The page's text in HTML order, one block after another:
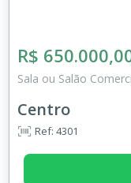
R$
Sala ou Salão
Centro
Ref: 4301